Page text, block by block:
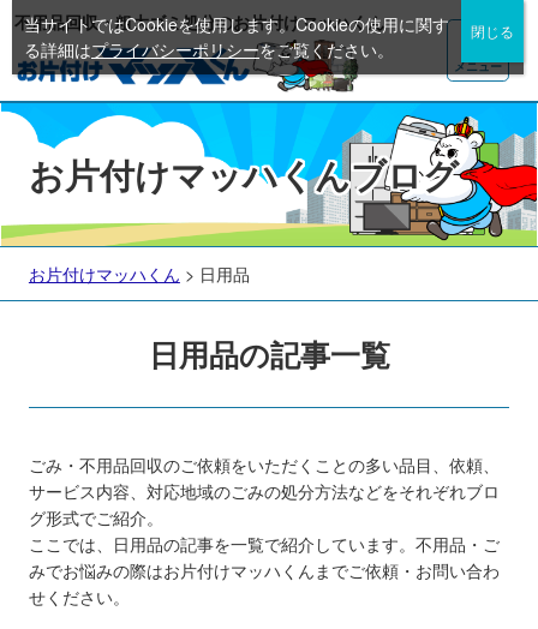
不用品回収・粗大ゴミ処分のお片付けマッハくん
メニュー
お片付けマッハくんブログ
お片付けマッハくん > 日用品
日用品の記事一覧
ごみ・不用品回収のご依頼をいただくことの多い品目、依頼、
サービス内容、対応地域のごみの処分方法などをそれぞれブロ
グ形式でご紹介。
ここでは、日用品の記事を一覧で紹介しています。不用品・ご
みでお悩みの際はお片付けマッハくんまでご依頼・お問い合わ
せください。
当サイトではCookieを使用します。Cookieの使用に関す
る詳細はプライバシーポリシーをご覧ください。